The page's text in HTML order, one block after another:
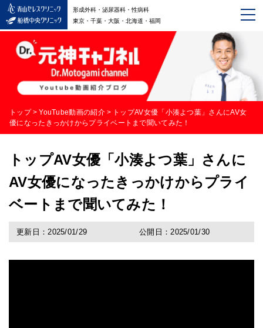
形成外科・泌尿器科・性病科
東京・千葉・大阪・北海道・福岡
トップ > YouTube動画の紹介 > トップAV女優「小湊よつ葉」さんにAV女
優になったきっかけからプライベートまで聞いてみた！
トップAV女優「小湊よつ葉」さんに
AV女優になったきっかけからプライ
ベートまで聞いてみた！
更新日：2025/01/29 公開日：2025/01/30